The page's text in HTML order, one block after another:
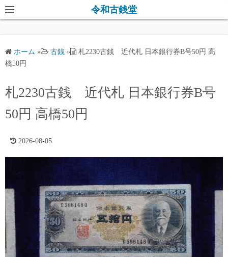
コ
ン
ツ
キ
ッ
令和古銭堂
ホーム » 古銭 »
札2230古銭 近代札 日本銀行券B号50円 高
橋50円
札2230古銭 近代札 日本銀行券B号
50円 高橋50円
2026-08-05